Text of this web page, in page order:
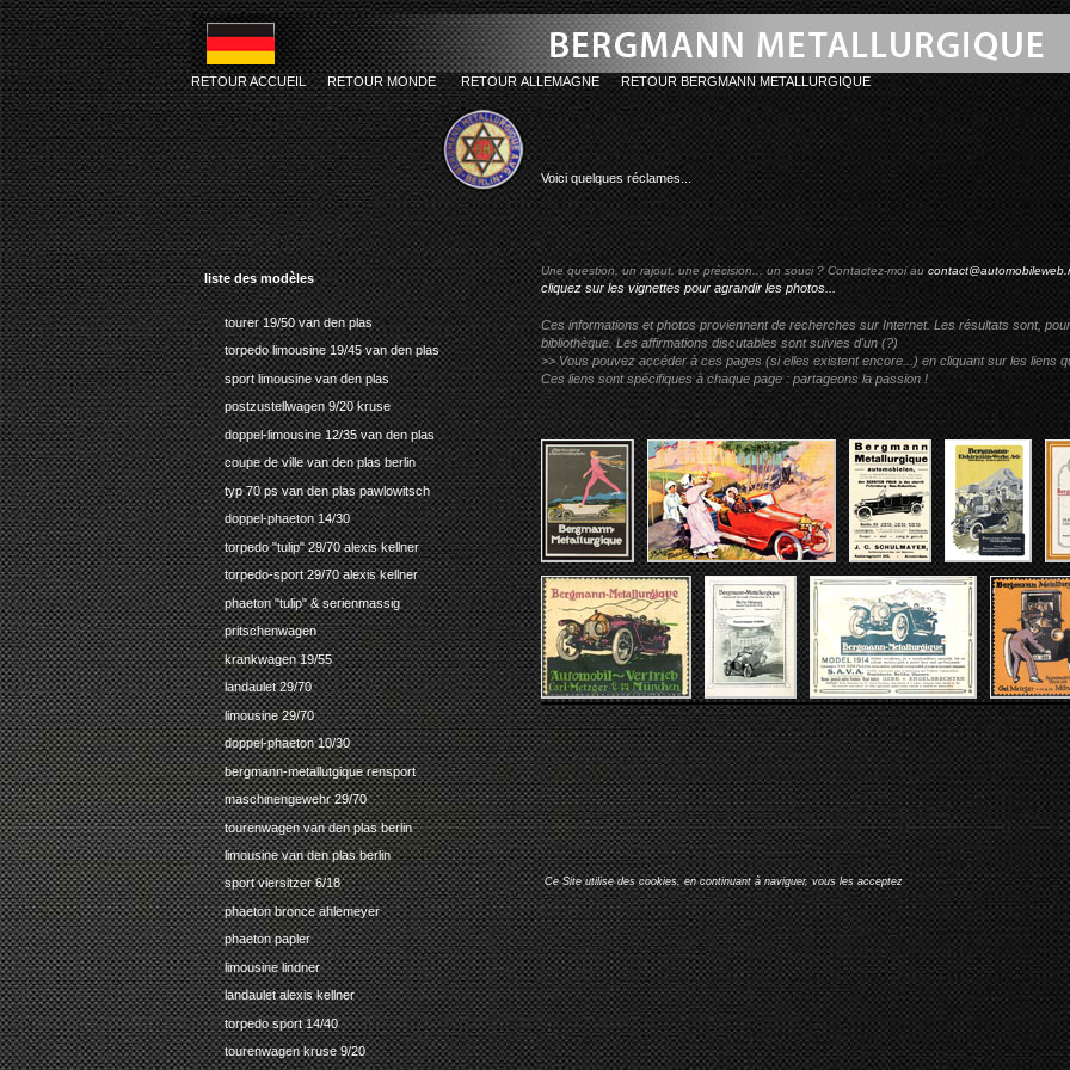
liste des modèles
tourer 19/50 van den plas
torpedo limousine 19/45 van den plas
sport limousine van den plas
postzustellwagen 9/20 kruse
doppel-limousine 12/35 van den plas
coupe de ville van den plas berlin
typ 70 ps van den plas pawlowitsch
doppel-phaeton 14/30
torpedo "tulip" 29/70 alexis kellner
torpedo-sport 29/70 alexis kellner
phaeton "tulip" & serienmassig
pritschenwagen
krankwagen 19/55
landaulet 29/70
limousine 29/70
doppel-phaeton 10/30
bergmann-metallutgique rensport
maschinengewehr 29/70
tourenwagen van den plas berlin
limousine van den plas berlin
sport viersitzer 6/18
phaeton bronce ahlemeyer
phaeton papler
limousine lindner
landaulet alexis kellner
torpedo sport 14/40
tourenwagen kruse 9/20
bergmann-
RETOUR ACCUEIL RETOUR MONDE RETOUR ALLEMAGNE RETOUR BERGMANN METALLURGIQUE
Voici quelques réclames...
Une question, un rajout, une précision... un souci ? Contactez-moi au
cliquez sur les vignettes pour agrandir les photos...
Ces informations et photos proviennent de recherches sur Internet. Les résultats sont,
bibliothèque. Les affirmations discutables sont suivies d'un (?)
>> Vous pouvez accéder à ces pages (si elles existent encore...) en cliquant sur les liens
Ces liens sont spécifiques à chaque page : partageons la passion !
Ce Site utilise des cookies, en continuant à naviguer, vous les acceptez